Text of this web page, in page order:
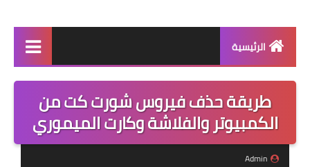
الرئيسية
قسم البرامج
العاب
تطبيقات
طريقة حذف فيروس شورت كت من
الكمبيوتر والفلاشة وكارت الميموري
Admin